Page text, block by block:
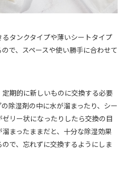
タンクタイプや薄いシートタイプ
で、スペースや使い勝手に合わせて
期的に新しいものに交換する必要
除湿剤の中に水が溜まったり、シー
リー状になったりしたら交換の目
まったままだと、十分な除湿効果
で、忘れずに交換するようにしま